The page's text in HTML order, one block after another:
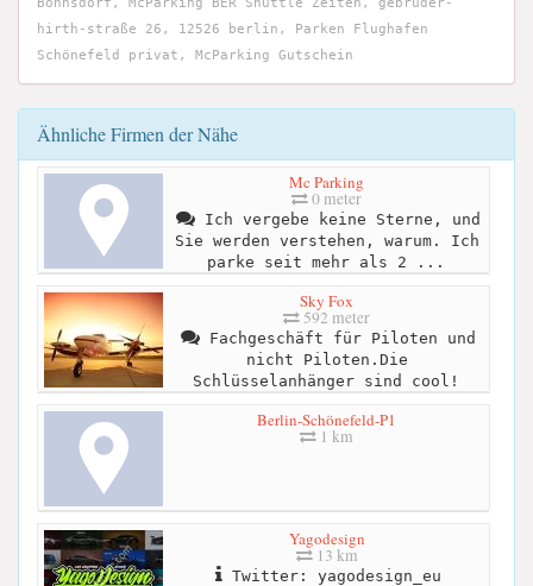
hirth-straße 26, 12526 berlin, Parken Flughafen
Schönefeld privat, McParking Gutschein
Ähnliche Firmen der Nähe
Mc Parking
0 meter
Ich vergebe keine Sterne, und
Sie werden verstehen, warum. Ich
parke seit mehr als 2 ...
Sky Fox
592 meter
Fachgeschäft für Piloten und
nicht Piloten.Die
Schlüsselanhänger sind cool!
Berlin-Schönefeld-P1
1 km
Yagodesign
13 km
Twitter: yagodesign_eu